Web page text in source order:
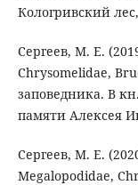
Кологривский
Сергеев, М. Е.
Chrysomelidae,
заповедника. В
памяти Алексея
Сергеев, М. Е.
Megalopodidae,